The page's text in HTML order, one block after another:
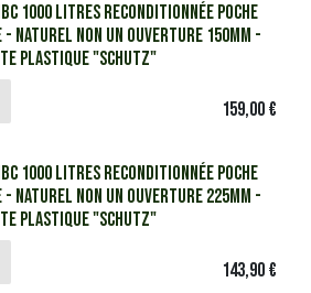
1000 litres reconditionnée poche
- Naturel Non UN ouverture 150mm -
plastique "Schutz"
159,00€
1000 litres reconditionnée poche
- Naturel Non UN ouverture 225mm -
plastique "Schutz"
143,90€